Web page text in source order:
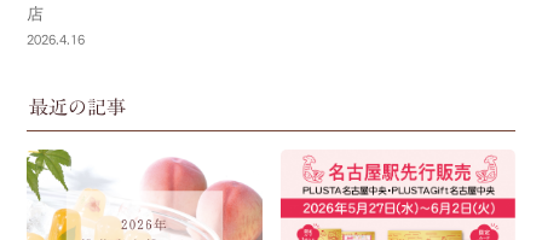
店
2026.4.16
最近の記事